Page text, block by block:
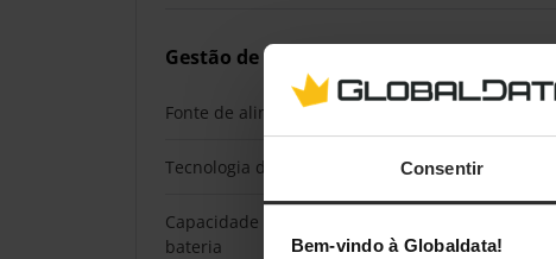
Consentir
Bem-vindo à Globaldata!
Gestão de energia
Fonte de alimentação
Tecnologia da bateria Ião-lítio
Capacidade da
bateria